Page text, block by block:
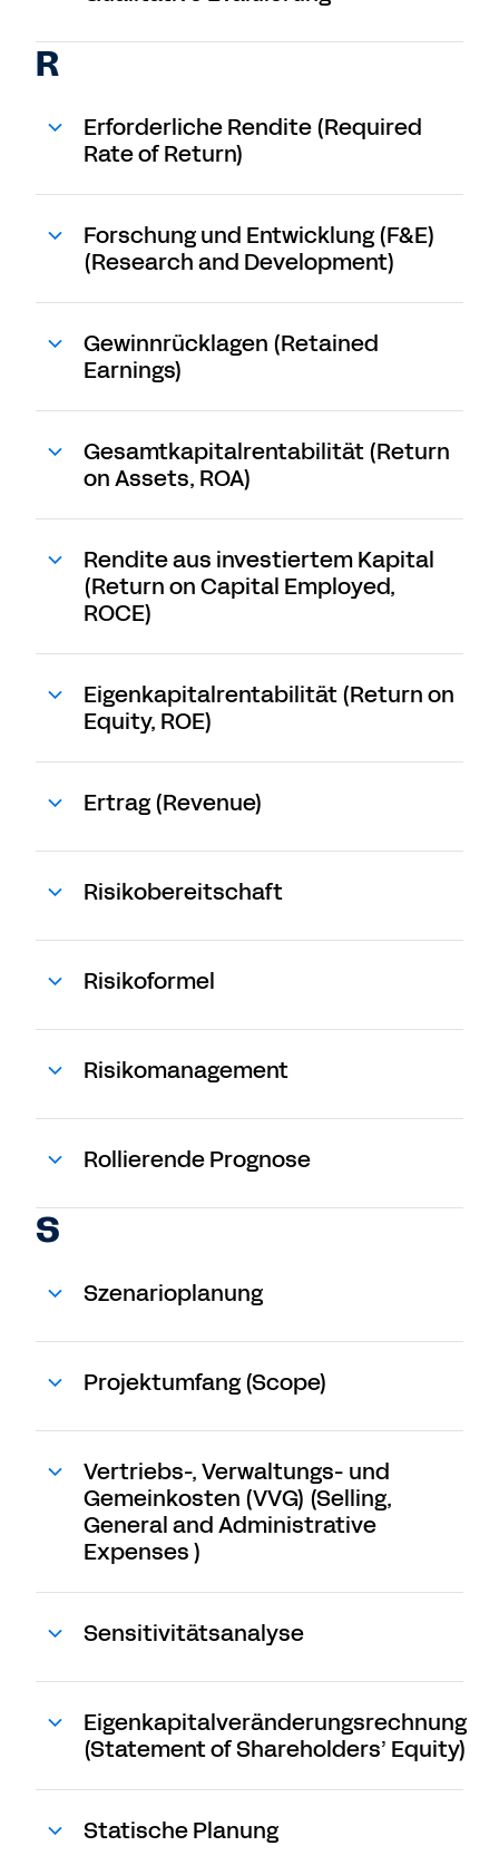
R
Erforderliche Rendite (Required
Rate of Return)
Forschung und Entwicklung (F&E)
(Research and Development)
Gewinnrücklagen (Retained
Earnings)
Gesamtkapitalrentabilität (Return
on Assets, ROA)
Rendite aus investiertem Kapital
(Return on Capital Employed,
ROCE)
Eigenkapitalrentabilität (Return on
Equity, ROE)
Ertrag (Revenue)
Risikobereitschaft
Risikoformel
Risikomanagement
Rollierende Prognose
S
Szenarioplanung
Projektumfang (Scope)
Vertriebs-, Verwaltungs- und
Gemeinkosten (VVG) (Selling,
General and Administrative
Expenses )
Sensitivitätsanalyse
Eigenkapitalveränderungsrechnung
(Statement of Shareholders’ Equity)
Statische Planung